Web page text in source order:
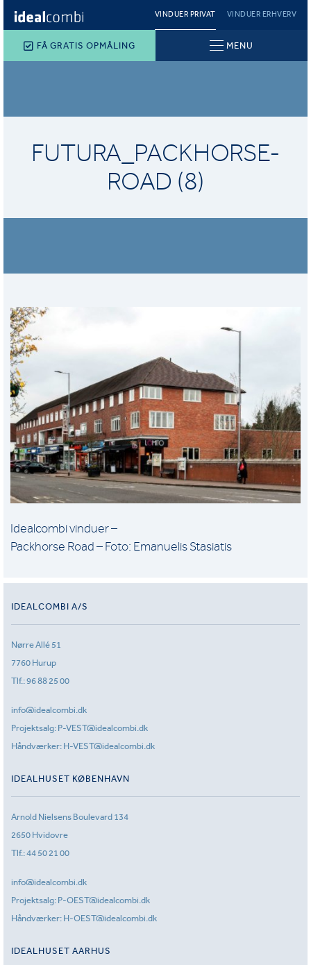
VINDUER PRIVAT VINDUER ERHVERV
FÅ GRATIS OPMÅLING MENU
FUTURA_PACKHORSE-
ROAD (8)
Idealcombi vinduer –
Packhorse Road – Foto: Emanuelis Stasiatis
IDEALCOMBI A/S
Nørre Allé 51
7760 Hurup
Tlf.:96 88 25 00
info@idealcombi.dk
Projektsalg: P-VEST@idealcombi.dk
Håndværker: H-VEST@idealcombi.dk
IDEALHUSET KØBENHAVN
Arnold Nielsens Boulevard 134
2650 Hvidovre
Tlf.:44 50 21 00
info@idealcombi.dk
Projektsalg: P-OEST@idealcombi.dk
Håndværker: H-OEST@idealcombi.dk
IDEALHUSET AARHUS